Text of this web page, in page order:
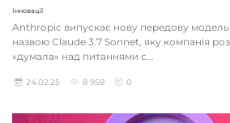
Інновації
Anthropic випускає нову передову модель
назвою Claude 3.7 Sonnet, яку компанія
«думала» над питаннями с...
24.02.25 8 958 0